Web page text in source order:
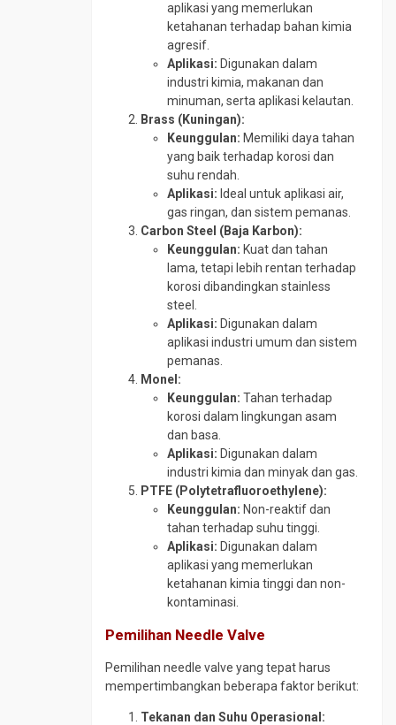
aplikasi yang memerlukan
ketahanan terhadap bahan kimia
agresif.
Aplikasi: Digunakan dalam
industri kimia, makanan dan
minuman, serta aplikasi kelautan.
Brass (Kuningan):
Keunggulan: Memiliki daya tahan
yang baik terhadap korosi dan
suhu rendah.
Aplikasi: Ideal untuk aplikasi air,
gas ringan, dan sistem pemanas.
Carbon Steel (Baja Karbon):
Keunggulan: Kuat dan tahan
lama, tetapi lebih rentan terhadap
korosi dibandingkan stainless
steel.
Aplikasi: Digunakan dalam
aplikasi industri umum dan sistem
pemanas.
Monel:
Keunggulan: Tahan terhadap
korosi dalam lingkungan asam
dan basa.
Aplikasi: Digunakan dalam
industri kimia dan minyak dan gas.
PTFE (Polytetrafluoroethylene):
Keunggulan: Non-reaktif dan
tahan terhadap suhu tinggi.
Aplikasi: Digunakan dalam
aplikasi yang memerlukan
ketahanan kimia tinggi dan non-
kontaminasi.
Pemilihan Needle Valve
Pemilihan needle valve yang tepat harus
mempertimbangkan beberapa faktor berikut:
Tekanan dan Suhu Operasional: